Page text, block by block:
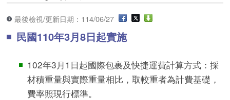
最後檢視/更新日期：114/06/27
民國110年3月8日起實施
102年3月1日起國際包裹及快捷運費計算方式：採
材積重量與實際重量相比，取較重者為計費基礎，
費率照現行標準。